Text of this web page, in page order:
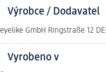
Výrobce / Dodavatel
eyelike GmbH Ringstraße 12
Vyrobeno v